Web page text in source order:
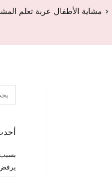
مشاية الأطفال عربة تعلم
عن:
يرفض